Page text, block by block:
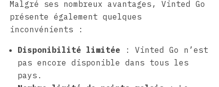
Malgré ses nombreux avantages, Vinted Go
présente également quelques
inconvénients :
Disponibilité limitée : Vinted Go n’est
pas encore disponible dans tous les
pays.